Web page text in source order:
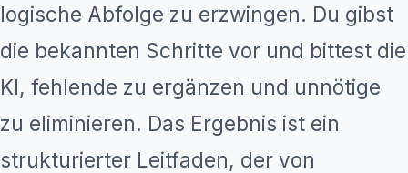
logische Abfolge zu erzwingen. Du gibst
die bekannten Schritte vor und bittest die
KI, fehlende zu ergänzen und unnötige
zu eliminieren. Das Ergebnis ist ein
strukturierter Leitfaden, der von